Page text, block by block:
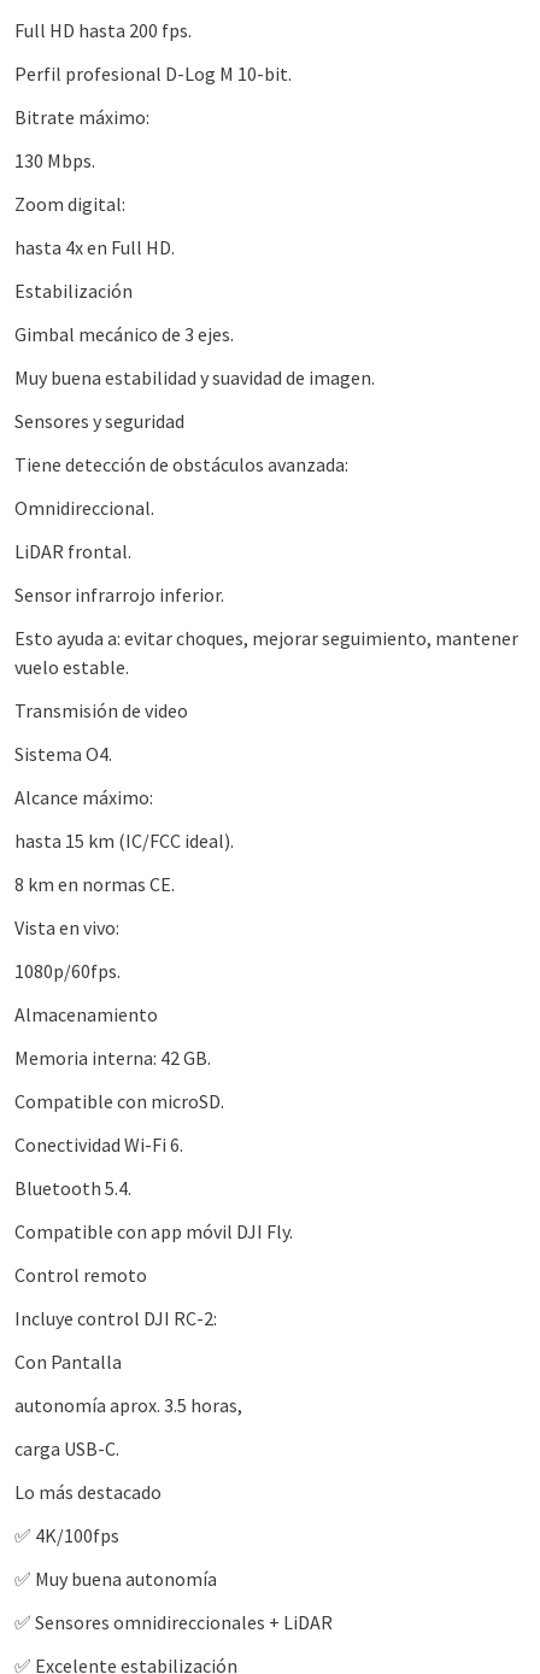
Full HD hasta 200 fps.
Perfil profesional D-Log M 10-bit.
Bitrate máximo:
130 Mbps.
Zoom digital:
hasta 4x en Full HD.
Estabilización
Gimbal mecánico de 3 ejes.
Muy buena estabilidad y suavidad de imagen.
Sensores y seguridad
Tiene detección de obstáculos avanzada:
Omnidireccional.
LiDAR frontal.
Sensor infrarrojo inferior.
Esto ayuda a: evitar choques, mejorar seguimiento, mantener
vuelo estable.
Transmisión de video
Sistema O4.
Alcance máximo:
hasta 15 km (IC/FCC ideal).
8 km en normas CE.
Vista en vivo:
1080p/60fps.
Almacenamiento
Memoria interna: 42 GB.
Compatible con microSD.
Conectividad Wi-Fi 6.
Bluetooth 5.4.
Compatible con app móvil DJI Fly.
Control remoto
Incluye control DJI RC-2:
Con Pantalla
autonomía aprox. 3.5 horas,
carga USB-C.
Lo más destacado
✅ 4K/100fps
✅ Muy buena autonomía
✅ Sensores omnidireccionales + LiDAR
✅ Excelente estabilización